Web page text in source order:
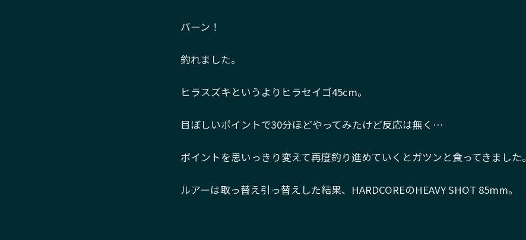
バーン！
釣れました。
ヒラスズキというよりヒラセイゴ45cm。
目ぼしいポイントで30分ほどやってみたけど反応は無く…
ポイントを思いっきり変えて再度釣り進めていくとガツンと食ってきました。
ルアーは取っ替え引っ替えした結果、HARDCOREのHEAVY SHOT 85mm。